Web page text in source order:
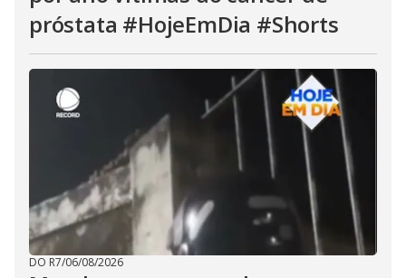
próstata #HojeEmDia #Shorts
DO R7/06/08/2026